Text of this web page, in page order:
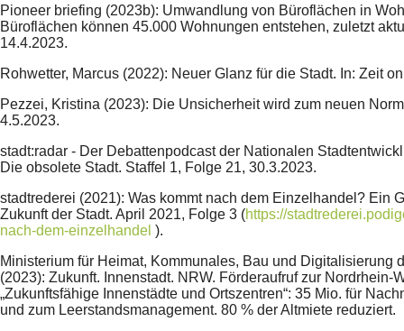
Pioneer briefing (2023b): Umwandlung von Büroflächen in
Büroflächen können 45.000 Wohnungen entstehen, zuletzt
14.4.2023.
Rohwetter, Marcus (2022): Neuer Glanz für die Stadt. In: Zeit
Pezzei, Kristina (2023): Die Unsicherheit wird zum neuen
4.5.2023.
stadt:radar - Der Debattenpodcast der Nationalen
Die obsolete Stadt. Staffel 1, Folge 21, 30.3.2023.
stadtrederei (2021): Was kommt nach dem Einzelhandel? Ein
Zukunft der Stadt. April 2021, Folge 3 (https://
nach-dem-einzelhandel ).
Ministerium für Heimat, Kommunales, Bau und Digitalisierung
(2023): Zukunft. Innenstadt. NRW. Förderaufruf zur Nordrhein-
„Zukunftsfähige Innenstädte und Ortszentren“: 35 Mio. für
und zum Leerstandsmanagement. 80 % der Altmiete reduziert.